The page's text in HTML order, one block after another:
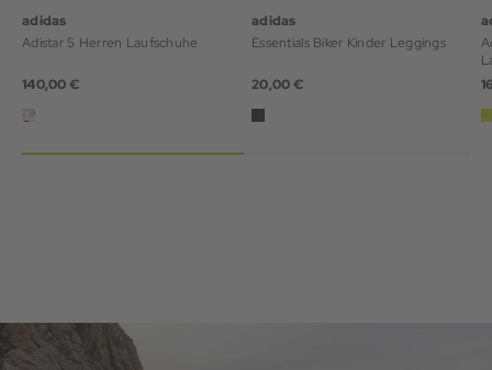
adidas
Adistar 5 Herren Laufschuhe
140,00 €
adidas
Essentials Biker Kinder Leggings
20,00 €